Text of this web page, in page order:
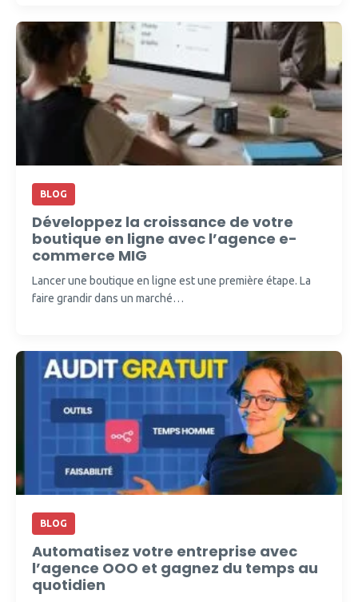
BLOG
Développez la croissance de votre
boutique en ligne avec l’agence e-
commerce MIG
Lancer une boutique en ligne est une première étape. La
faire grandir dans un marché…
BLOG
Automatisez votre entreprise avec
l’agence OOO et gagnez du temps au
quotidien